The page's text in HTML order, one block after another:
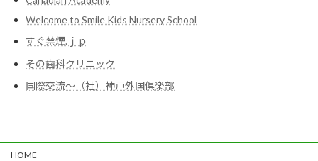
Welcome to Smile Kids Nursery School
すぐ禁煙.ｊｐ
その歯科クリニック
国際交流～（社）神戸外国倶楽部
HOME